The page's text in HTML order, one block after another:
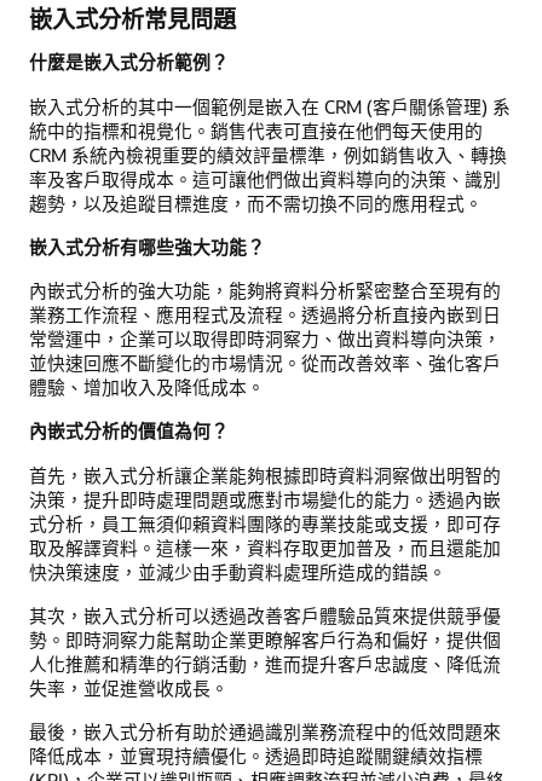
嵌入式分析常見問題
什麼是嵌入式分析範例？
嵌入式分析的其中一個範例是嵌入在 CRM (客戶關係管理) 系
統中的指標和視覺化。銷售代表可直接在他們每天使用的
CRM 系統內檢視重要的績效評量標準，例如銷售收入、轉換
率及客戶取得成本。這可讓他們做出資料導向的決策、識別
趨勢，以及追蹤目標進度，而不需切換不同的應用程式。
嵌入式分析有哪些強大功能？
內嵌式分析的強大功能，能夠將資料分析緊密整合至現有的
業務工作流程、應用程式及流程。透過將分析直接內嵌到日
常營運中，企業可以取得即時洞察力、做出資料導向決策，
並快速回應不斷變化的市場情況。從而改善效率、強化客戶
體驗、增加收入及降低成本。
內嵌式分析的價值為何？
首先，嵌入式分析讓企業能夠根據即時資料洞察做出明智的
決策，提升即時處理問題或應對市場變化的能力。透過內嵌
式分析，員工無須仰賴資料團隊的專業技能或支援，即可存
取及解譯資料。這樣一來，資料存取更加普及，而且還能加
快決策速度，並減少由手動資料處理所造成的錯誤。
其次，嵌入式分析可以透過改善客戶體驗品質來提供競爭優
勢。即時洞察力能幫助企業更瞭解客戶行為和偏好，提供個
人化推薦和精準的行銷活動，進而提升客戶忠誠度、降低流
失率，並促進營收成長。
最後，嵌入式分析有助於通過識別業務流程中的低效問題來
降低成本，並實現持續優化。透過即時追蹤關鍵績效指標